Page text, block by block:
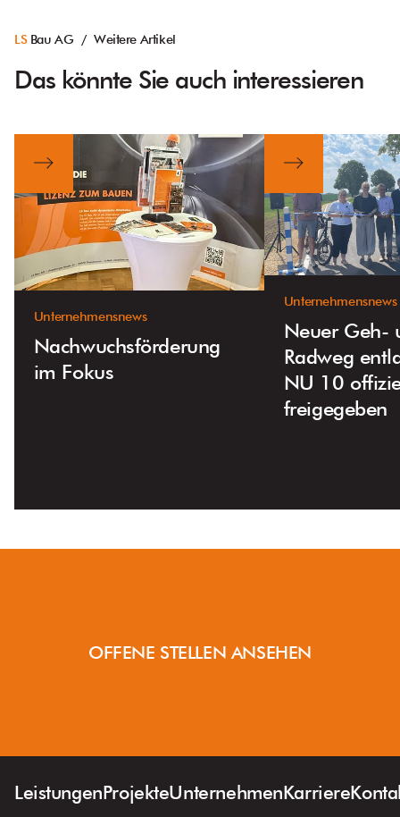
LSBau AG / Weitere Artikel
Das könnte Sie auch interessieren
Unternehmensnews
Nachwuchsförderung
im Fokus
Unternehmensnews
Neuer Geh-
Radweg
NU 10
freigegeben
OFFENE STELLEN ANSEHEN
LeistungenProjekteUnternehmenKarriere